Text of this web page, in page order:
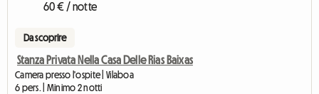
60 € / notte
Da scoprire
Stanza Privata Nella Casa Delle Rias Baixas
Camera presso l'ospite | Vilaboa
6 pers. | Minimo 2 notti